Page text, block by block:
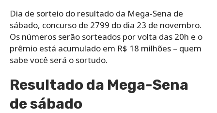
Dia de sorteio do resultado da Mega-Sena de
sábado, concurso de 2799 do dia 23 de novembro.
Os números serão sorteados por volta das 20h e o
prêmio está acumulado em R$ 18 milhões – quem
sabe você será o sortudo.
Resultado da Mega-Sena
de sábado